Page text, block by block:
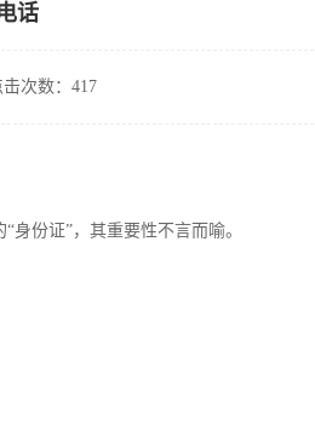
话
击次数：417
份证”，其重要性不言而喻。